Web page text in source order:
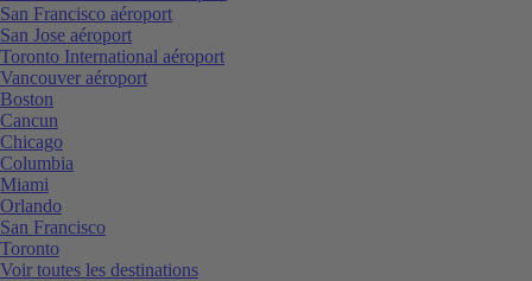
San Francisco aéroport
San Jose aéroport
Toronto International aéroport
Vancouver aéroport
Boston
Cancun
Chicago
Columbia
Miami
Orlando
San Francisco
Toronto
Voir toutes les destinations